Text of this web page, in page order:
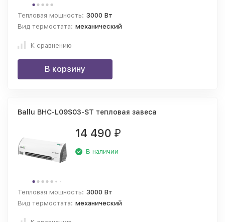
Тепловая мощность: 3000 Вт
Вид термостата: механический
К сравнению
В корзину
Ballu BHC-L09S03-ST тепловая завеса
14 490 ₽
В наличии
Тепловая мощность: 3000 Вт
Вид термостата: механический